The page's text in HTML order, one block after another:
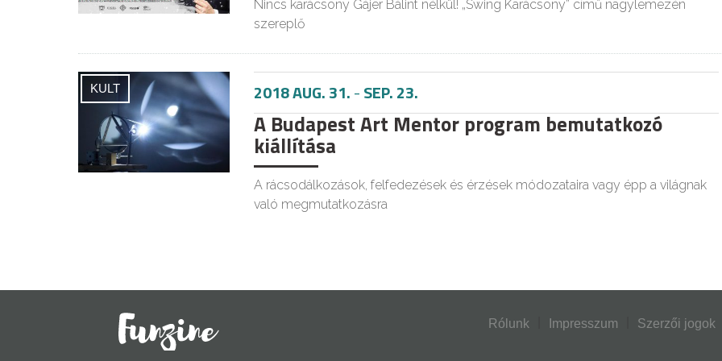
Nincs karácsony Gájer Bálint nélkül! „Swing Karácsony” című nagylemezén
szereplő
KULT 2018 AUG. 31.-SEP. 23.
A Budapest Art Mentor program bemutatkozó
kiállítása
A rácsodálkozások, felfedezések és érzések módozataira vagy épp a világnak
való megmutatkozásra
Rólunk Impresszum Szerzői jogok